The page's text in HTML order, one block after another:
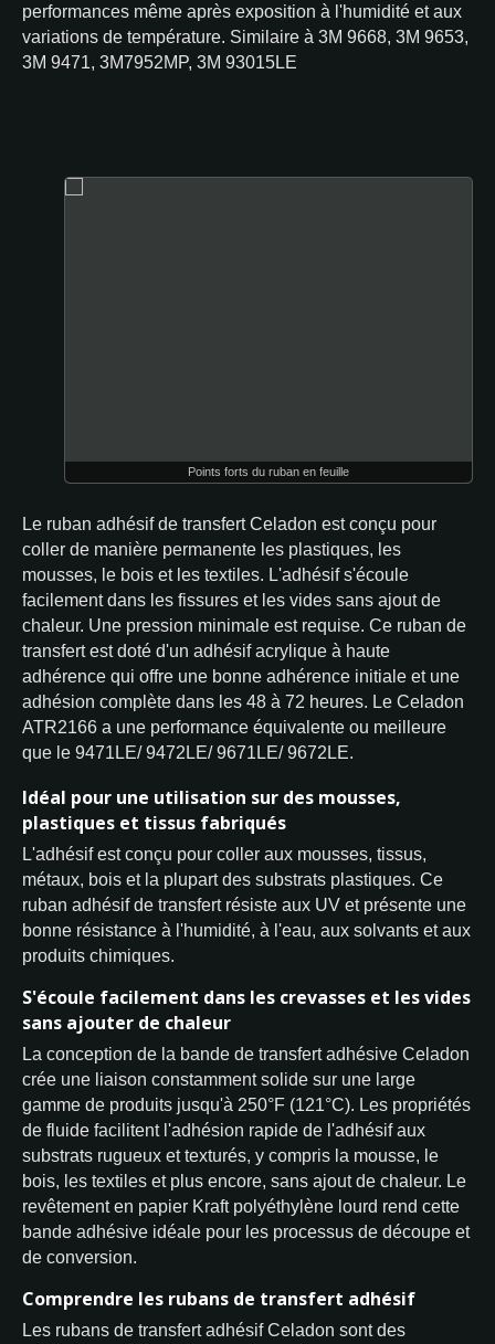
performances même après exposition à l'humidité et aux
variations de température. Similaire à 3M 9668, 3M 9653,
3M 9471, 3M7952MP, 3M 93015LE
Points forts du ruban en feuille
Le ruban adhésif de transfert Celadon est conçu pour
coller de manière permanente les plastiques, les
mousses, le bois et les textiles. L'adhésif s'écoule
facilement dans les fissures et les vides sans ajout de
chaleur. Une pression minimale est requise. Ce ruban de
transfert est doté d'un adhésif acrylique à haute
adhérence qui offre une bonne adhérence initiale et une
adhésion complète dans les 48 à 72 heures. Le Celadon
ATR2166 a une performance équivalente ou meilleure
que le 9471LE/ 9472LE/ 9671LE/ 9672LE.
Idéal pour une utilisation sur des mousses,
plastiques et tissus fabriqués
L'adhésif est conçu pour coller aux mousses, tissus,
métaux, bois et la plupart des substrats plastiques. Ce
ruban adhésif de transfert résiste aux UV et présente une
bonne résistance à l'humidité, à l'eau, aux solvants et aux
produits chimiques.
S'écoule facilement dans les crevasses et les vides
sans ajouter de chaleur
La conception de la bande de transfert adhésive Celadon
crée une liaison constamment solide sur une large
gamme de produits jusqu'à 250°F (121°C). Les propriétés
de fluide facilitent l'adhésion rapide de l'adhésif aux
substrats rugueux et texturés, y compris la mousse, le
bois, les textiles et plus encore, sans ajout de chaleur. Le
revêtement en papier Kraft polyéthylène lourd rend cette
bande adhésive idéale pour les processus de découpe et
de conversion.
Comprendre les rubans de transfert adhésif
Les rubans de transfert adhésif Celadon sont des